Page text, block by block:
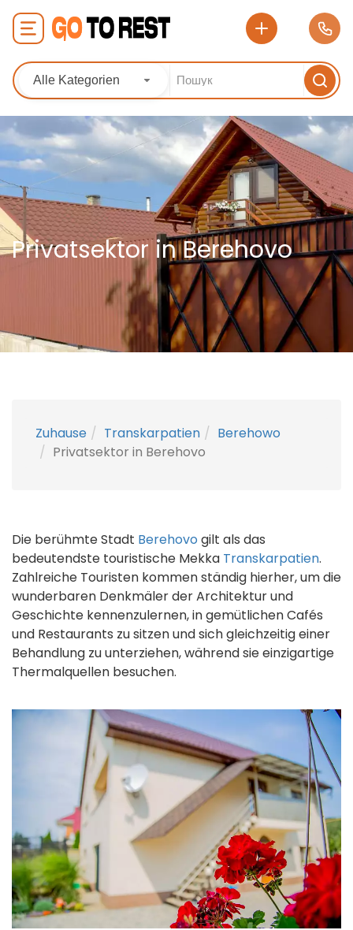
Alle Kategorien
Privatsektor in Berehovo
Zuhause Transkarpatien
Berehowo
Privatsektor in Berehovo
Die berühmte Stadt Berehovo gilt als das
bedeutendste touristische Mekka Transkarpatien.
Zahlreiche Touristen kommen ständig hierher, um die
wunderbaren Denkmäler der Architektur und
Geschichte kennenzulernen, in gemütlichen Cafés
und Restaurants zu sitzen und sich gleichzeitig einer
Behandlung zu unterziehen, während sie einzigartige
Thermalquellen besuchen.